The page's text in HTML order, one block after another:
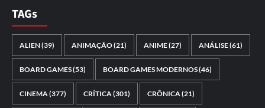
TAGs
ALIEN(39) ANIMAÇÃO(21) ANIME(27) ANÁLISE(61)
BOARD GAMES(53) BOARD GAMES MODERNOS(46)
CINEMA(377) CRÍTICA(301) CRÔNICA(21)